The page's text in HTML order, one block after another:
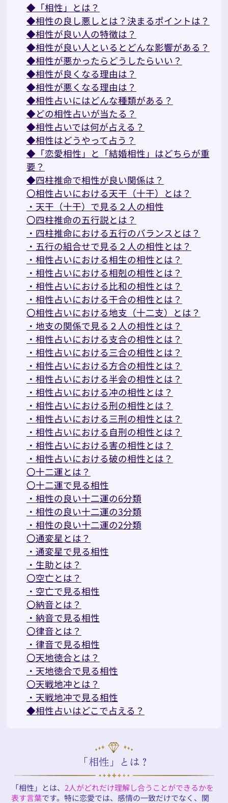
◆「相性」とは？
◆相性の良し悪しとは？決まるポイントは？
◆相性が良い人の特徴は？
◆相性が良い人といるとどんな影響がある？
◆相性が悪かったらどうしたらいい？
◆相性が良くなる理由は？
◆相性が悪くなる理由は？
◆相性占いにはどんな種類がある？
◆どの相性占いが当たる？
◆相性占いでは何が占える？
◆相性はどうやって占う？
◆「恋愛相性」と「結婚相性」はどちらが重
要？
◆四柱推命で相性が良い関係は？
〇相性占いにおける天干（十干）とは？
・天干（十干）で見る２人の相性
〇四柱推命の五行説とは？
・四柱推命における五行のバランスとは？
・五行の組合せで見る２人の相性とは？
・相性占いにおける相生の相性とは？
・相性占いにおける相剋の相性とは？
・相性占いにおける比和の相性とは？
・相性占いにおける干合の相性とは？
〇相性占いにおける地支（十二支）とは？
・地支の関係で見る２人の相性とは？
・相性占いにおける支合の相性とは？
・相性占いにおける三合の相性とは？
・相性占いにおける方合の相性とは？
・相性占いにおける半会の相性とは？
・相性占いにおける冲の相性とは？
・相性占いにおける刑の相性とは？
・相性占いにおける三刑の相性とは？
・相性占いにおける自刑の相性とは？
・相性占いにおける害の相性とは？
・相性占いにおける破の相性とは？
〇十二運とは？
〇十二運で見る相性
・相性の良い十二運の6分類
・相性の良い十二運の3分類
・相性の良い十二運の2分類
〇通変星とは？
・通変星で見る相性
・生助とは？
〇空亡とは？
・空亡で見る相性
〇納音とは？
・納音で見る相性
〇律音とは？
・律音で見る相性
〇天地徳合とは？
・天地徳合で見る相性
〇天戦地冲とは？
・天戦地冲で見る相性
◆相性占いはどこで占える？
「相性」とは？
「相性」とは、2人がどれだけ理解し合うことができるかを
表す言葉です。特に恋愛では、感情の一致だけでなく、関